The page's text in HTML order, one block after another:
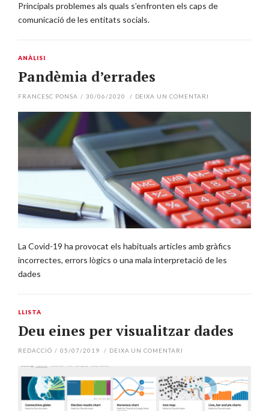
Principals problemes als quals s’enfronten els caps de
comunicació de les entitats socials.
ANÀLISI
Pandèmia d’errades
FRANCESC PONSA / 30/06/2020 / DEIXA UN COMENTARI
La Covid-19 ha provocat els habituals articles amb gràfics
incorrectes, errors lògics o una mala interpretació de les
dades
LLISTA
Deu eines per visualitzar dades
REDACCIÓ / 05/07/2019 / DEIXA UN COMENTARI